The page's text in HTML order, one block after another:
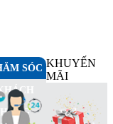
SÓC
HÀNG
KHUYẾN
MÃI